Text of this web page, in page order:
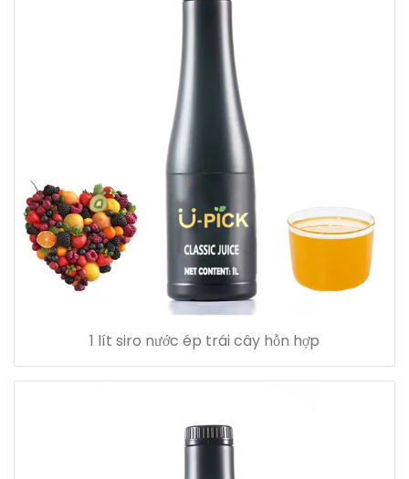
1 lít siro nước ép trái cây hỗn hợp